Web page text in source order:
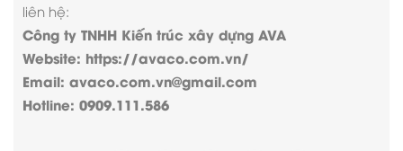
liên hệ:
Công ty TNHH Kiến trúc xây dựng AVA
Website: https://avaco.com.vn/
Email: avaco.com.vn@gmail.com
Hotline: 0909.111.586